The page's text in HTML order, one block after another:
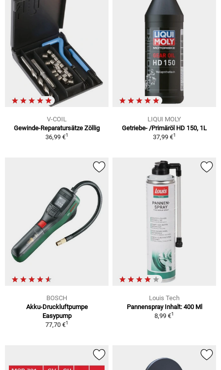
V-COIL
Gewinde-Reparatursätze Zöllig
36,99 €1
LIQUI MOLY
Getriebe- /Primäröl HD 150, 1L
37,99 €1
BOSCH
Akku-Druckluftpumpe
Easypump
77,70 €1
Louis Tech
Pannenspray Inhalt: 400 Ml
8,99 €1